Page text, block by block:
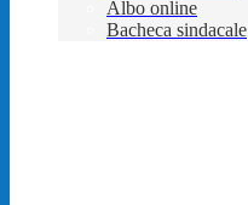
Albo online
Bacheca sindacale